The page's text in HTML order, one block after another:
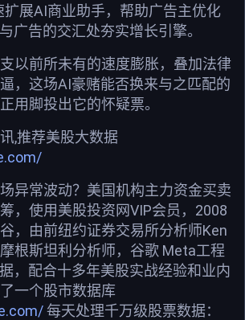
展AI商业助手，帮助广告主优化
广告的交汇处夯实增长引擎。
以前所未有的速度膨胀，叠加法律
，这场AI豪赌能否换来与之匹配的
用脚投出它的怀疑票。
,推荐美股大数据
异常波动？美国机构主力资金买卖
，使用美股投资网VIP会员，2008
，由前纽约证券交易所分析师Ken
根斯坦利分析师，谷歌 Meta工程
，配合十多年美股实战经验和业内
一个股市数据库
每天处理千万级股票数据：